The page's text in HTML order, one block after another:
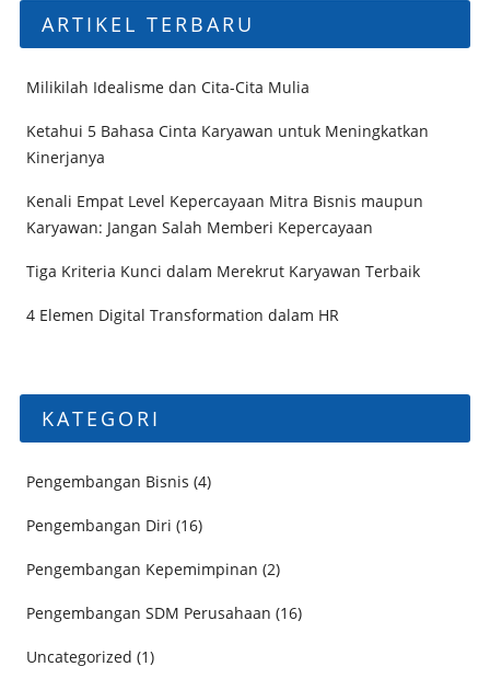
ARTIKEL TERBARU
Milikilah Idealisme dan Cita-Cita Mulia
Ketahui 5 Bahasa Cinta Karyawan untuk Meningkatkan
Kinerjanya
Kenali Empat Level Kepercayaan Mitra Bisnis maupun
Karyawan: Jangan Salah Memberi Kepercayaan
Tiga Kriteria Kunci dalam Merekrut Karyawan Terbaik
4 Elemen Digital Transformation dalam HR
KATEGORI
Pengembangan Bisnis (4)
Pengembangan Diri (16)
Pengembangan Kepemimpinan (2)
Pengembangan SDM Perusahaan (16)
Uncategorized (1)